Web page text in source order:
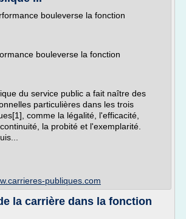
bouleverse la fonction
bouleverse la fonction
du service public a fait naître des
particulières dans les trois
comme la légalité, l'efficacité,
la probité et l'exemplarité.
publiques.com
la carrière dans la fonction